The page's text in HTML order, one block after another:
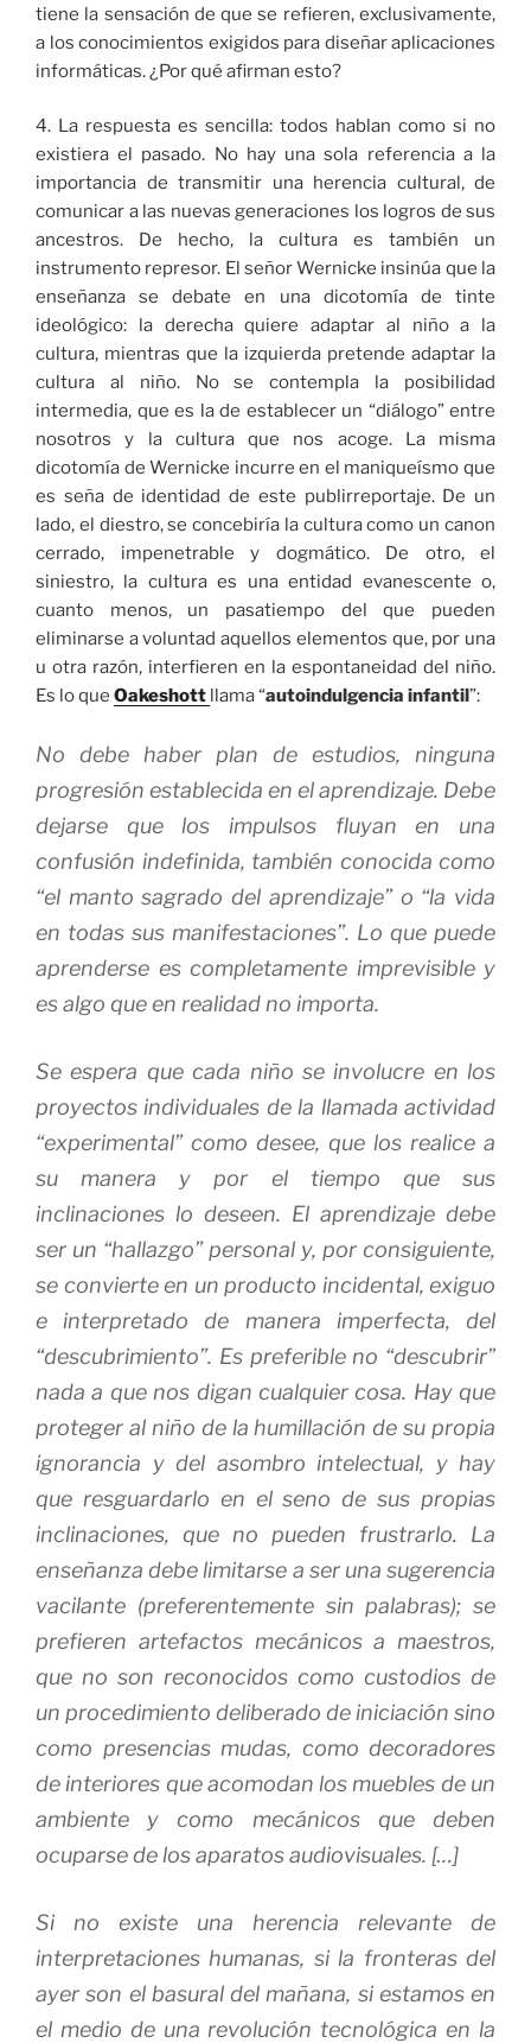
tiene la sensación de que se refieren, exclusivamente,
a los conocimientos exigidos para diseñar aplicaciones
informáticas. ¿Por qué afirman esto?
4. La respuesta es sencilla: todos hablan como si no
existiera el pasado. No hay una sola referencia a la
importancia de transmitir una herencia cultural, de
comunicar a las nuevas generaciones los logros de sus
ancestros. De hecho, la cultura es también un
instrumento represor. El señor Wernicke insinúa que la
enseñanza se debate en una dicotomía de tinte
ideológico: la derecha quiere adaptar al niño a la
cultura, mientras que la izquierda pretende adaptar la
cultura al niño. No se contempla la posibilidad
intermedia, que es la de establecer un “diálogo” entre
nosotros y la cultura que nos acoge. La misma
dicotomía de Wernicke incurre en el maniqueísmo que
es seña de identidad de este publirreportaje. De un
lado, el diestro, se concebiría la cultura como un canon
cerrado, impenetrable y dogmático. De otro, el
siniestro, la cultura es una entidad evanescente o,
cuanto menos, un pasatiempo del que pueden
eliminarse a voluntad aquellos elementos que, por una
u otra razón, interfieren en la espontaneidad del niño.
Es lo que Oakeshott llama “autoindulgencia infantil”:
No debe haber plan de estudios, ninguna
progresión establecida en el aprendizaje. Debe
dejarse que los impulsos fluyan en una
confusión indefinida, también conocida como
“el manto sagrado del aprendizaje” o “la vida
en todas sus manifestaciones”. Lo que puede
aprenderse es completamente imprevisible y
es algo que en realidad no importa.
Se espera que cada niño se involucre en los
proyectos individuales de la llamada actividad
“experimental” como desee, que los realice a
su manera y por el tiempo que sus
inclinaciones lo deseen. El aprendizaje debe
ser un “hallazgo” personal y, por consiguiente,
se convierte en un producto incidental, exiguo
e interpretado de manera imperfecta, del
“descubrimiento”. Es preferible no “descubrir”
nada a que nos digan cualquier cosa. Hay que
proteger al niño de la humillación de su propia
ignorancia y del asombro intelectual, y hay
que resguardarlo en el seno de sus propias
inclinaciones, que no pueden frustrarlo. La
enseñanza debe limitarse a ser una sugerencia
vacilante (preferentemente sin palabras); se
prefieren artefactos mecánicos a maestros,
que no son reconocidos como custodios de
un procedimiento deliberado de iniciación sino
como presencias mudas, como decoradores
de interiores que acomodan los muebles de un
ambiente y como mecánicos que deben
ocuparse de los aparatos audiovisuales. […]
Si no existe una herencia relevante de
interpretaciones humanas, si la fronteras del
ayer son el basural del mañana, si estamos en
el medio de una revolución tecnológica en la